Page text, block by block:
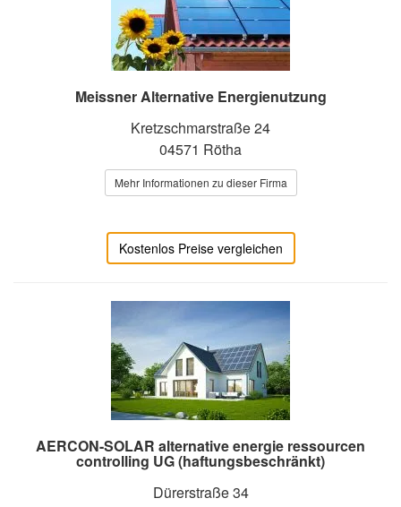
Meissner Alternative Energienutzung
Kretzschmarstraße 24
04571 Rötha
Mehr Informationen zu dieser Firma
Kostenlos Preise vergleichen
AERCON-SOLAR alternative energie ressourcen
controlling UG (haftungsbeschränkt)
Dürerstraße 34